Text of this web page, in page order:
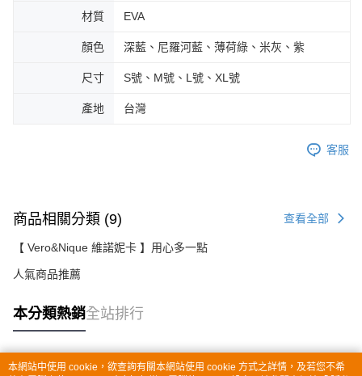
材質 EVA
顏色 深藍、尼羅河藍、薄荷綠、米灰、紫
尺寸 S號、M號、L號、XL號
產地 台灣
客服
商品相關分類 (9) 查看全部
【 Vero&Nique 維諾妮卡 】用心多一點
人氣商品推薦
本分類熱銷全站排行
本網站中使用 cookie，欲查詢有關本網站使用 cookie 方式之詳情，及若您不希